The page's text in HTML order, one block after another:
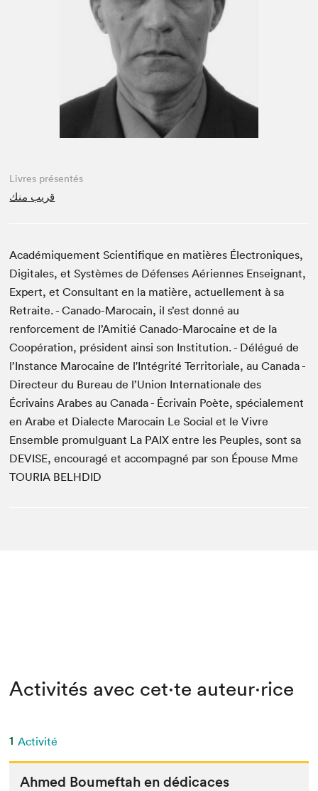
Espace enseignant·e·s
Livres présentés
قريب منك
Académiquement Scientifique en matières Électroniques,
Digitales, et Systèmes de Défenses Aériennes Enseignant,
Expert, et Consultant en la matière, actuellement à sa
Retraite. - Canado-Marocain, il s’est donné au
renforcement de l’Amitié Canado-Marocaine et de la
Coopération, président ainsi son Institution. - Délégué de
l’Instance Marocaine de l'Intégrité Territoriale, au Canada -
Directeur du Bureau de l’Union Internationale des
Écrivains Arabes au Canada - Écrivain Poète, spécialement
en Arabe et Dialecte Marocain Le Social et le Vivre
Ensemble promulguant La PAIX entre les Peuples, sont sa
DEVISE, encouragé et accompagné par son Épouse Mme
TOURIA BELHDID
Activités avec cet·te auteur·rice
1 Activité
Ahmed Boumef­tah en dédicaces